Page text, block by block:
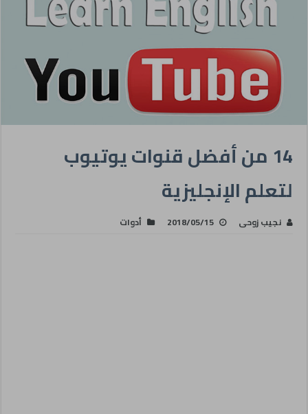
14 من أفضل قنوات يوتيوب
لتعلم الإنجليزية
نجيب زوحى 2018/05/15 أدوات